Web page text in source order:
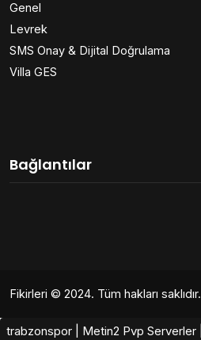
Genel
Levrek
SMS Onay & Dijital Doğrulama
Villa GES
Bağlantılar
Fikirleri © 2024. Tüm hakları saklıdır.
trabzonspor Metin2 Pvp Serverler